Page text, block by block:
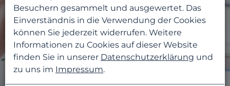
Besuchern gesammelt und ausgewertet. Das
Einverständnis in die Verwendung der Cookies
können Sie jederzeit widerrufen. Weitere
Informationen zu Cookies auf dieser Website
finden Sie in unserer Datenschutzerklärung und
zu uns im Impressum.